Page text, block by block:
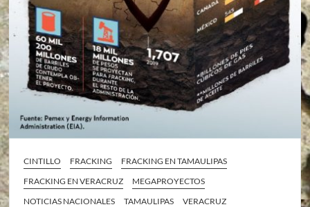
CINTILLO FRACKING
FRACKING EN TAMAULIPAS
FRACKING EN VERACRUZ
MEGAPROYECTOS
NOTICIAS NACIONALES
TAMAULIPAS VERACRUZ